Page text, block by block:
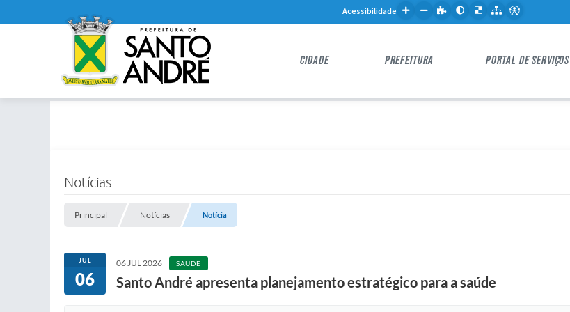
Acessibilidade
CIDADE PREFEITURA PORTAL DE SERVIÇOS
Notícias
Principal Notícias Notícia
JUL
06
06 JUL 2026 SAÚDE
Santo André apresenta planejamento estratégico para a saúde